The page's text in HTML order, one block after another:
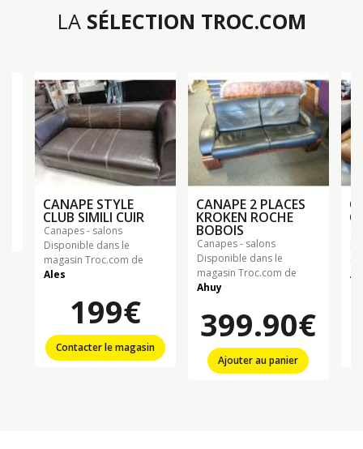
LA SÉLECTION TROC.COM
CANAPE STYLE
CLUB SIMILI CUIR
canapes - salons
Disponible dans le
magasin Troc.com de
Ales
199€
Contacter le magasin
CANAPE 2 PLACES
KROKEN ROCHE
BOBOIS
canapes - salons
Disponible dans le
magasin Troc.com de
Ahuy
399.90€
Ajouter au panier